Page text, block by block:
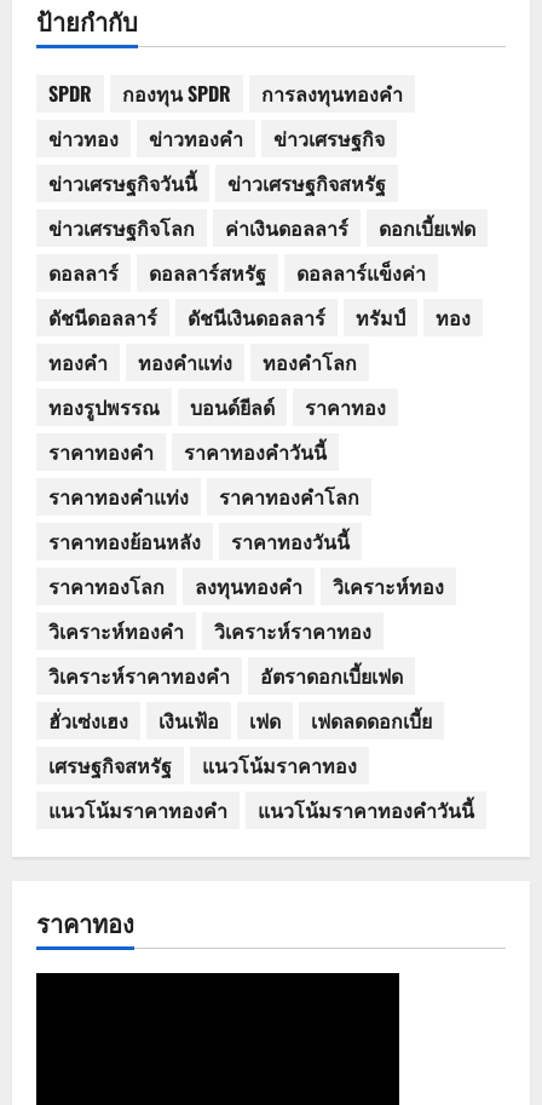
ป้ายกำกับ
SPDR กองทุน SPDR
การลงทุนทองคำ
ข่าวทอง
ข่าวทองคำ
ข่าวเศรษฐกิจ
ข่าวเศรษฐกิจวันนี้
ข่าวเศรษฐกิจสหรัฐ
ข่าวเศรษฐกิจโลก
ค่าเงินดอลลาร์
ดอกเบี้ยเฟด
ดอลลาร์
ดอลลาร์สหรัฐ
ดอลลาร์แข็งค่า
ดัชนีดอลลาร์
ดัชนีเงินดอลลาร์ ทรัมป์
ทอง
ทองคำ
ทองคำแท่ง
ทองคำโลก
ทองรูปพรรณ
บอนด์ยีลด์
ราคาทอง
ราคาทองคำ
ราคาทองคำวันนี้
ราคาทองคำแท่ง
ราคาทองคำโลก
ราคาทองย้อนหลัง
ราคาทองวันนี้
ราคาทองโลก
ลงทุนทองคำ
วิเคราะห์ทอง
วิเคราะห์ทองคำ
วิเคราะห์ราคาทอง
วิเคราะห์ราคาทองคำ
อัตราดอกเบี้ยเฟด
ฮั่วเซ่งเฮง
เงินเฟ้อ เฟด
เฟดลดดอกเบี้ย
เศรษฐกิจสหรัฐ
แนวโน้มราคาทอง
แนวโน้มราคาทองคำ
แนวโน้มราคาทองคำวันนี้
ราคาทอง